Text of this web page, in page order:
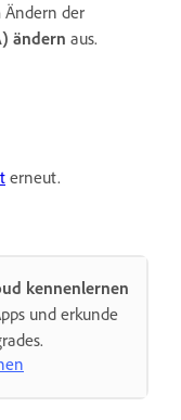
Ändern der
ändern aus.
erneut.
kennenlernen
und erkunde